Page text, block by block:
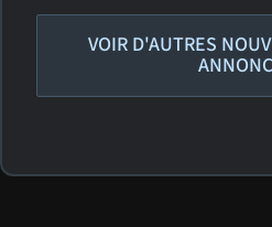
VOIR D'AUTRES